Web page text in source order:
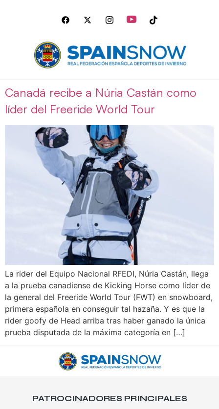
Canadá recibe a Núria Castán como
líder del Freeride World Tour
La rider del Equipo Nacional RFEDI, Núria Castán, llega
a la prueba canadiense de Kicking Horse como líder de
la general del Freeride World Tour (FWT) en snowboard,
primera española en conseguir tal hazaña. Y es que la
rider goofy de Head arriba tras haber ganado la única
prueba disputada de la máxima categoría en […]
PATROCINADORES PRINCIPALES